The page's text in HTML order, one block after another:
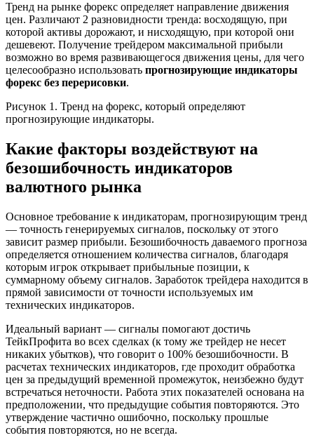
Тренд на рынке форекс определяет направление движения
цен. Различают 2 разновидности тренда: восходящую, при
которой активы дорожают, и нисходящую, при которой они
дешевеют. Получение трейдером максимальной прибыли
возможно во время развивающегося движения цены, для чего
целесообразно использовать прогнозирующие индикаторы
форекс без перерисовки.
Рисунок 1. Тренд на форекс, который определяют
прогнозирующие индикаторы.
Какие факторы воздействуют на
безошибочность индикаторов
валютного рынка
Основное требование к индикаторам, прогнозирующим тренд
— точность генерируемых сигналов, поскольку от этого
зависит размер прибыли. Безошибочность даваемого прогноза
определяется отношением количества сигналов, благодаря
которым игрок открывает прибыльные позиции, к
суммарному объему сигналов. Заработок трейдера находится в
прямой зависимости от точности используемых им
технических индикаторов.
Идеальный вариант — сигналы помогают достичь
ТейкПрофита во всех сделках (к тому же трейдер не несет
никаких убытков), что говорит о 100% безошибочности. В
расчетах технических индикаторов, где проходит обработка
цен за предыдущий временной промежуток, неизбежно будут
встречаться неточности. Работа этих показателей основана на
предположении, что предыдущие события повторяются. Это
утверждение частично ошибочно, поскольку прошлые
события повторяются, но не всегда.